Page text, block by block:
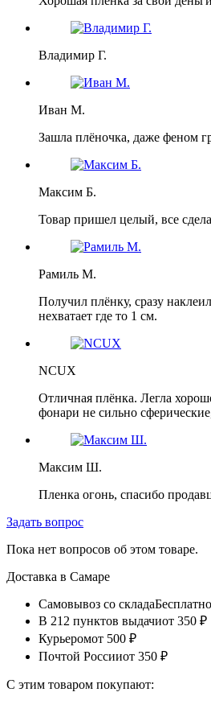
Владимир Г.
Иван М.
Зашла плёночка, даже феном
Максим Б.
Товар пришел целый, все
Рамиль М.
Получил плёнку, сразу
нехватает где то 1 см.
NCUX
Отличная плёнка. Легла
фонари не сильно
Максим Ш.
Пленка огонь, спасибо
Задать вопрос
Пока нет вопросов об этом товаре.
Доставка в Самаре
Самовывоз со складаБесплатно
В 212 пунктов выдачиот 350 ₽
Курьеромот 500 ₽
Почтой Россииот 350 ₽
С этим товаром покупают: